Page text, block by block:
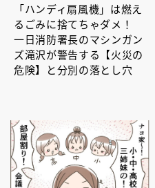
「ハンディ扇風機」は燃え
るごみに捨てちゃダメ！
一日消防署長のマシンガン
ズ滝沢が警告する【火災の
危険】と分別の落とし穴